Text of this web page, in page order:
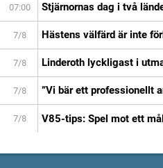
07:00 Stjärnornas dag i två
7/8 Hästens välfärd är inte
7/8 Linderoth lyckligast i
7/8 ”Vi bär ett professionellt
7/8 V85-tips: Spel mot ett mål